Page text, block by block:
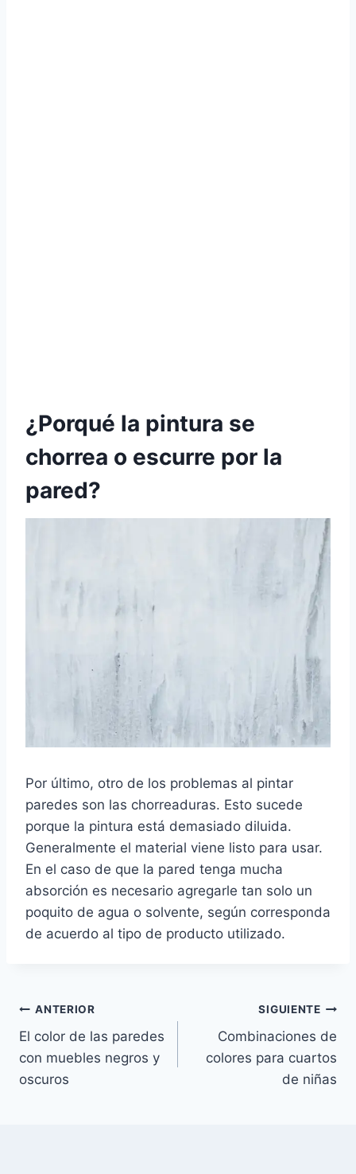
¿Porqué la pintura se
chorrea o escurre por la
pared?
Por último, otro de los problemas al pintar
paredes son las chorreaduras. Esto sucede
porque la pintura está demasiado diluida.
Generalmente el material viene listo para usar.
En el caso de que la pared tenga mucha
absorción es necesario agregarle tan solo un
poquito de agua o solvente, según corresponda
de acuerdo al tipo de producto utilizado.
Navegación
de
entradas
ANTERIOR
El color de las paredes
con muebles negros y
oscuros
SIGUIENTE
Combinaciones de
colores para cuartos
de niñas